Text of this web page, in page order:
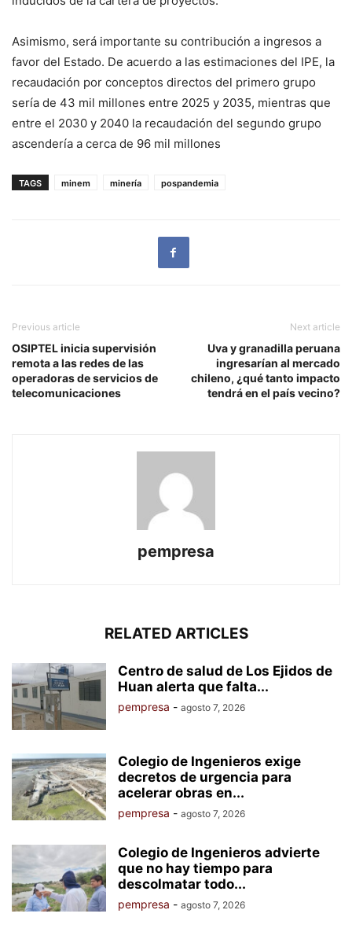
Asimismo, será importante su contribución a ingresos a
favor del Estado. De acuerdo a las estimaciones del IPE, la
recaudación por conceptos directos del primero grupo
sería de 43 mil millones entre 2025 y 2035, mientras que
entre el 2030 y 2040 la recaudación del segundo grupo
ascendería a cerca de 96 mil millones
TAGS minem minería pospandemia
Previous article
OSIPTEL inicia supervisión
remota a las redes de las
operadoras de servicios de
telecomunicaciones
Next article
Uva y granadilla peruana
ingresarían al mercado
chileno, ¿qué tanto impacto
tendrá en el país vecino?
pempresa
RELATED ARTICLES
Centro de salud de Los Ejidos de
Huan alerta que falta...
pempresa - agosto 7, 2026
Colegio de Ingenieros exige
decretos de urgencia para
acelerar obras en...
pempresa - agosto 7, 2026
Colegio de Ingenieros advierte
que no hay tiempo para
descolmatar todo...
pempresa - agosto 7, 2026